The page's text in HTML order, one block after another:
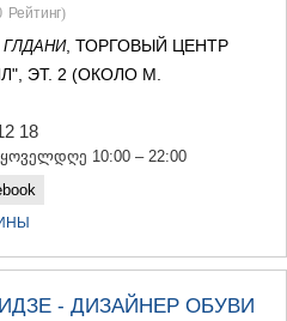
Рейтинг)
ГЛДАНИ, ТОРГОВЫЙ ЦЕНТР
ЭТ. 2 (ОКОЛО М.
18
ყოველდღე 10:00 – 22:00
- ДИЗАЙНЕР ОБУВИ